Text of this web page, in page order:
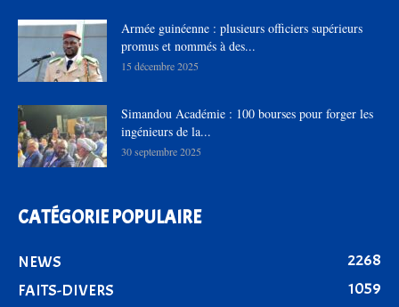
Armée guinéenne : plusieurs officiers supérieurs
promus et nommés à des...
15 décembre 2025
Simandou Académie : 100 bourses pour forger les
ingénieurs de la...
30 septembre 2025
CATÉGORIE POPULAIRE
NEWS
2268
FAITS-DIVERS
1059